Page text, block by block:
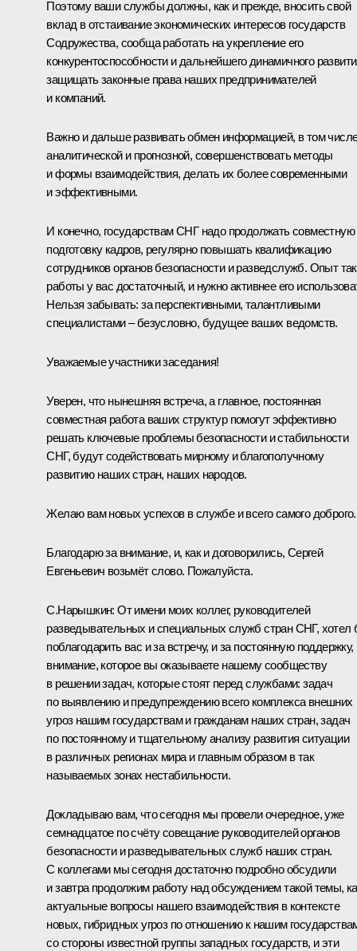
Поэтому ваши службы должны, как и прежде, вносить свой
вклад в отстаивание экономических интересов государств
Содружества, сообща работать на укрепление его
конкурентоспособности и дальнейшего динамичного
защищать законные права наших предпринимателей
и компаний.
Важно и дальше развивать обмен информацией, в том
аналитической и прогнозной, совершенствовать методы
и формы взаимодействия, делать их более современными
и эффективными.
И конечно, государствам СНГ надо продолжать совместную
подготовку кадров, регулярно повышать квалификацию
сотрудников органов безопасности и разведслужб. Опыт
работы у вас достаточный, и нужно активнее его
Нельзя забывать: за перспективными, талантливыми
специалистами – безусловно, будущее ваших ведомств.
Уважаемые участники заседания!
Уверен, что нынешняя встреча, а главное, постоянная
совместная работа ваших структур помогут эффективно
решать ключевые проблемы безопасности и стабильности
СНГ, будут содействовать мирному и благополучному
развитию наших стран, наших народов.
Желаю вам новых успехов в службе и всего самого доброго.
Благодарю за внимание, и, как и договорились, Сергей
Евгеньевич возьмёт слово. Пожалуйста.
С.Нарышкин: От имени моих коллег, руководителей
разведывательных и специальных служб стран СНГ, хотел
поблагодарить вас и за встречу, и за постоянную поддержку,
внимание, которое вы оказываете нашему сообществу
в решении задач, которые стоят перед службами: задач
по выявлению и предупреждению всего комплекса внешних
угроз нашим государствам и гражданам наших стран, задач
по постоянному и тщательному анализу развития ситуации
в различных регионах мира и главным образом в так
называемых зонах нестабильности.
Докладываю вам, что сегодня мы провели очередное, уже
семнадцатое по счёту совещание руководителей органов
безопасности и разведывательных служб наших стран.
С коллегами мы сегодня достаточно подробно обсудили
и завтра продолжим работу над обсуждением такой темы,
актуальные вопросы нашего взаимодействия в контексте
новых, гибридных угроз по отношению к нашим
со стороны известной группы западных государств, и эти